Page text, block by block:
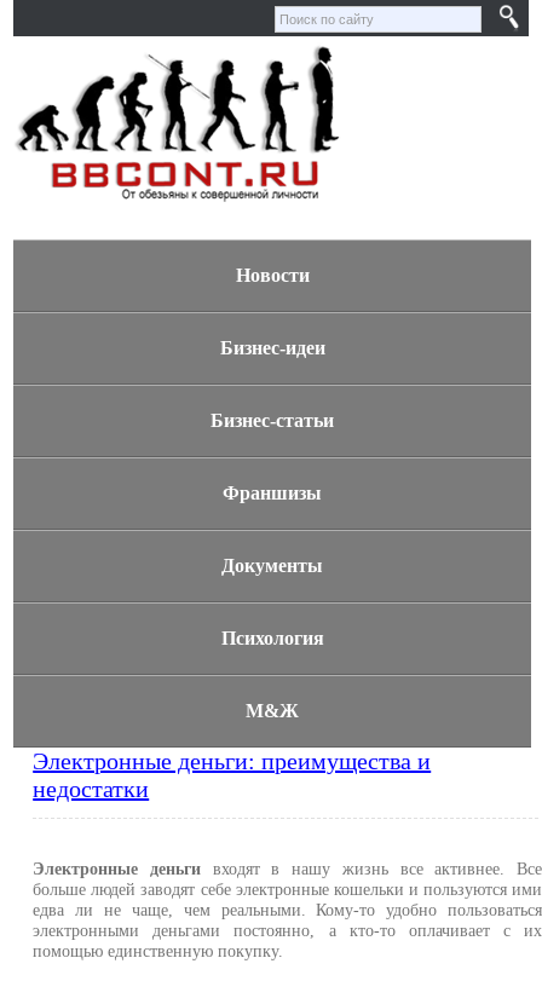
Новости
Бизнес-идеи
Бизнес-статьи
Франшизы
Документы
Психология
М&Ж
Электронные деньги: преимущества и
недостатки
Электронные деньгивходят в нашу жизнь все активнее. Все
больше людей заводят себе электронные кошельки и пользуются ими
едва ли не чаще, чем реальными. Кому-то удобно пользоваться
электронными деньгами постоянно, а кто-то оплачивает с их
помощью единственную покупку.